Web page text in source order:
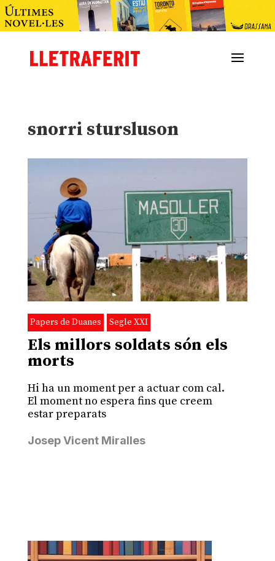
snorri stursluson
Papers de Duanes Segle XXI
Els millors soldats són els
morts
Hi ha un moment per a actuar com cal.
El moment no espera fins que creem
estar preparats
Josep Vicent Miralles